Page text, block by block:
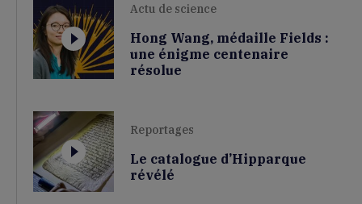
Actu de science
Hong Wang, médaille Fields :
une énigme centenaire
résolue
Reportages
Le catalogue d’Hipparque
révélé